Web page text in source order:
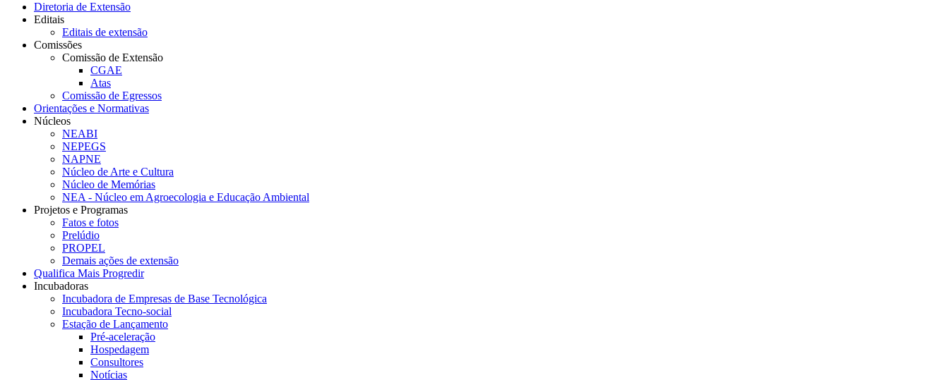
Diretoria de Extensão
Editais
Editais de extensão
Comissões
Comissão de Extensão
CGAE
Atas
Comissão de Egressos
Orientações e Normativas
Núcleos
NEABI
NEPEGS
NAPNE
Núcleo de Arte e Cultura
Núcleo de Memórias
NEA - Núcleo em Agroecologia e Educação Ambiental
Projetos e Programas
Fatos e fotos
Prelúdio
PROPEL
Demais ações de extensão
Qualifica Mais Progredir
Incubadoras
Incubadora de Empresas de Base Tecnológica
Incubadora Tecno-social
Estação de Lançamento
Pré-aceleração
Hospedagem
Consultores
Notícias